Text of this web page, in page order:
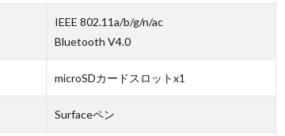
IEEE 802.11a/b/g/n/ac
Bluetooth V4.0
microSDカードスロットx1
Surfaceペン